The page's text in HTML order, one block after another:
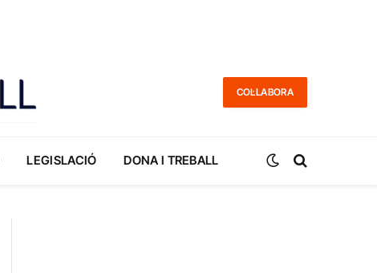
COL·LABORA
LEGISLACIÓ DONA I TREBALL